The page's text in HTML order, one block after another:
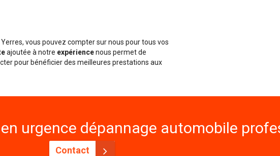
vous pouvez compter sur nous pour tous vos
ajoutée à notre expériencenous permet de
pour bénéficier des meilleures prestations aux
urgence dépannage automobile
Contact